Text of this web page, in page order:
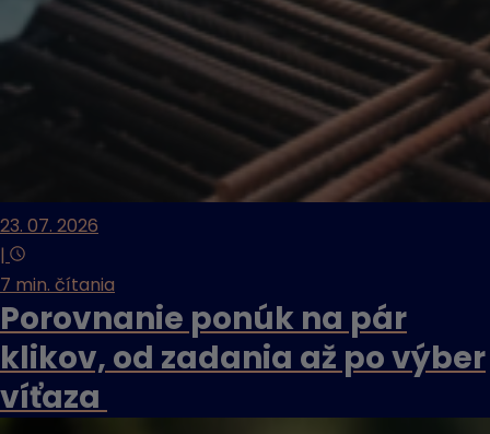
23. 07. 2026
|
7 min. čítania
Porovnanie ponúk na pár
klikov, od zadania až po výber
víťaza